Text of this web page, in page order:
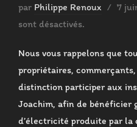
par Philippe Renoux 7
sont désactivés.
Nous vous rappelons que
propriétaires,
distinction participer aux
Joachim, afin de bénéficier
d’électricité produite par